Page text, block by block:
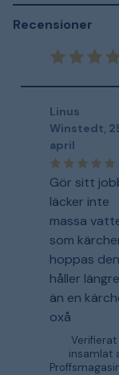
Recensioner
Linus
Winstedt,
april
Gör sitt
läcker inte
massa
som
hoppas den
håller längre
än en
oxå
insamlat